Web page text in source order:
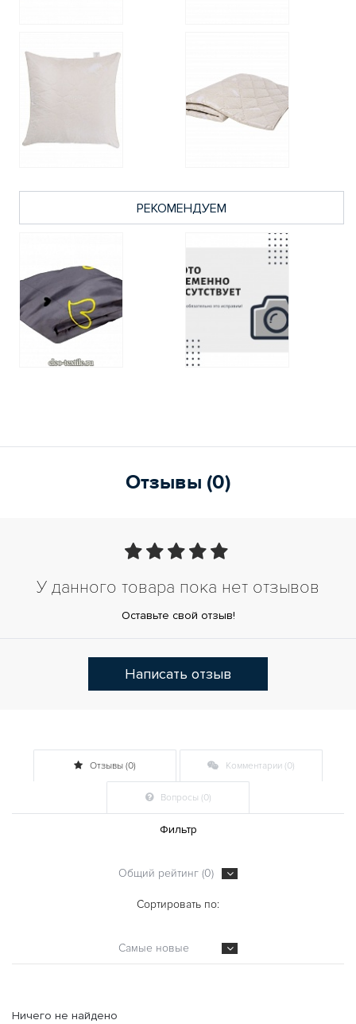
РЕКОМЕНДУЕМ
Отзывы (0)
У данного товара пока нет отзывов
Оставьте свой отзыв!
Написать отзыв
Отзывы (0) Комментарии (0)
Вопросы (0)
Фильтр
Общий рейтинг (0)
Сортировать по:
Самые новые
Ничего не найдено